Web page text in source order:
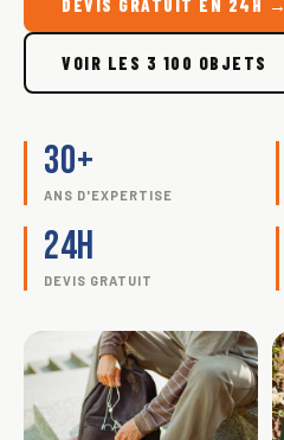
DEVIS GRATUIT EN 24H →
VOIR LES 3 100 OBJETS
30+
ANS D'EXPERTISE
24H
DEVIS GRATUIT